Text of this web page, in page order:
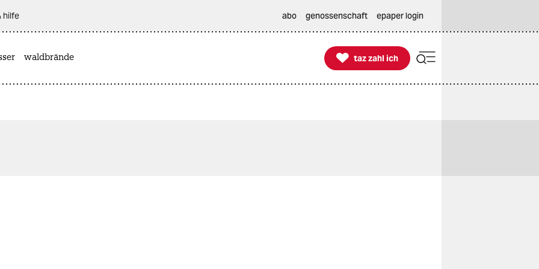
hilfe abo genossenschaft epaper login
waldbrände 
taz zahl ich
taz zahl ich